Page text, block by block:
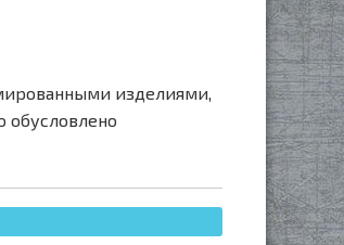
изделиями,
обусловлено